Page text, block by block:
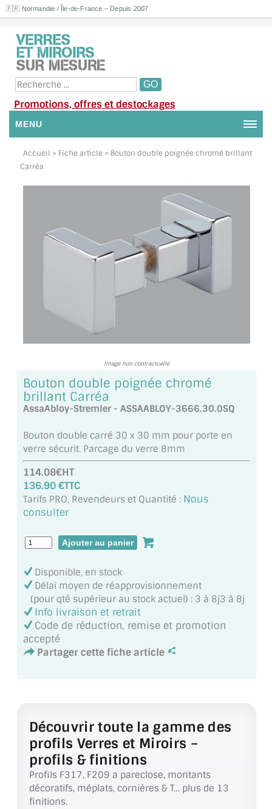
🇫🇷 Normandie / Île-de-France – Depuis 2007
Promotions, offres et destockages
MENU
NOUS CONTACTER
SUIVI DE DEVIS
SUIVI DE COMMANDE
GUIDE : CHOIX PAR UTILISATION
AMBIANCE LAITON BROSSÉ
MIROIRS VIEILLIS AMBIANCE BRASSERIE
MIROIR VIEILLI
MIROIR DÉCORATIF DE COULEUR
LOTS DE MIROIRS EN MOZAÏQUE
MIROIR DE SALLE DE BAIN
MIROIR PAROI DE DOUCHE
MIROIR POUR SALLE DE SPORT
MIROIR POUR SALLE DE DANSE
MIROIR ENCADRÉ
VERRE EXTRACLAIR
VERRE TREMPÉ (SÉCURIT)
PAROI DE DOUCHE
Accueil > Fiche article > Bouton double poignée chromé brillant
Carréa
Image non contractuelle
Bouton double poignée chromé
brillant Carréa
AssaAbloy-Stremler - ASSAABLOY-3666.30.0SQ
Bouton double carré 30 x 30 mm pour porte en
verre sécurit. Parcage du verre 8mm
114.08€HT
136.90 €TTC
Tarifs PRO, Revendeurs et Quantité : Nous
consulter
Disponible, en stock
Délai moyen de réapprovisionnement
(pour qté supérieur au stock actuel) : 3 à 8j3 à 8j
Info livraison et retrait
Code de réduction, remise et promotion
accepté
Partager cette fiche article
Découvrir toute la gamme des
profils Verres et Miroirs –
profils & finitions
Profils F317, F209 a pareclose, montants
décoratifs, méplats, cornières & T… plus de 13
finitions.